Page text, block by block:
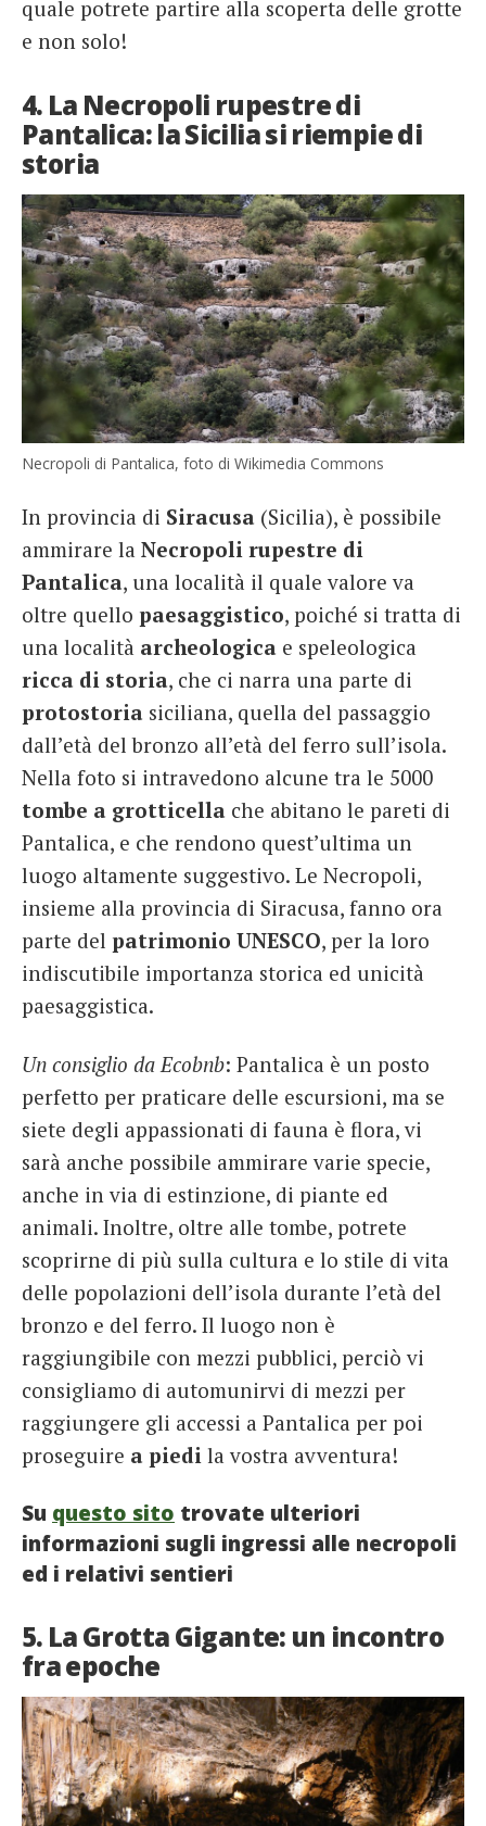
quale potrete partire alla scoperta delle grotte
e non solo!
4. La Necropoli rupestre di
Pantalica: la Sicilia si riempie di
storia
Necropoli di Pantalica, foto di Wikimedia Commons
In provincia di Siracusa (Sicilia), è possibile
ammirare la Necropoli rupestre di
Pantalica, una località il quale valore va
oltre quello paesaggistico, poiché si tratta di
una località archeologica e speleologica
ricca di storia, che ci narra una parte di
protostoria siciliana, quella del passaggio
dall’età del bronzo all’età del ferro sull’isola.
Nella foto si intravedono alcune tra le 5000
tombe a grotticella che abitano le pareti di
Pantalica, e che rendono quest’ultima un
luogo altamente suggestivo. Le Necropoli,
insieme alla provincia di Siracusa, fanno ora
parte del patrimonio UNESCO, per la loro
indiscutibile importanza storica ed unicità
paesaggistica.
Un consiglio da Ecobnb: Pantalica è un posto
perfetto per praticare delle escursioni, ma se
siete degli appassionati di fauna è flora, vi
sarà anche possibile ammirare varie specie,
anche in via di estinzione, di piante ed
animali. Inoltre, oltre alle tombe, potrete
scoprirne di più sulla cultura e lo stile di vita
delle popolazioni dell’isola durante l’età del
bronzo e del ferro. Il luogo non è
raggiungibile con mezzi pubblici, perciò vi
consigliamo di automunirvi di mezzi per
raggiungere gli accessi a Pantalica per poi
proseguire a piedi la vostra avventura!
Su questo sito trovate ulteriori
informazioni sugli ingressi alle necropoli
ed i relativi sentieri
5. La Grotta Gigante: un incontro
fra epoche